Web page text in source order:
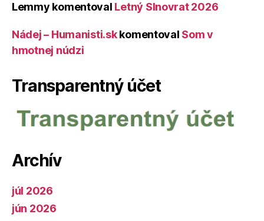
Lemmy komentoval Letný Slnovrat 2026
Nádej – Humanisti.skkomentoval Som v
hmotnej núdzi
Transparentný účet
Archív
júl 2026
jún 2026